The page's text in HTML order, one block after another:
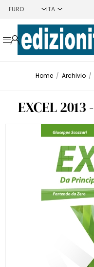
Home / Archivio /
EXCEL